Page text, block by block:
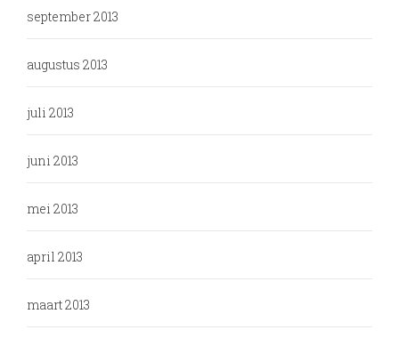
september 2013
augustus 2013
juli 2013
juni 2013
mei 2013
april 2013
maart 2013